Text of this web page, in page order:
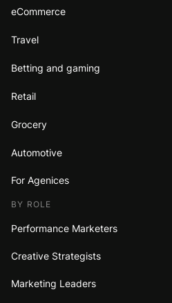
eCommerce
Travel
Betting and gaming
Retail
Grocery
Automotive
For Agenices
BY ROLE
Performance Marketers
Creative Strategists
Marketing Leaders